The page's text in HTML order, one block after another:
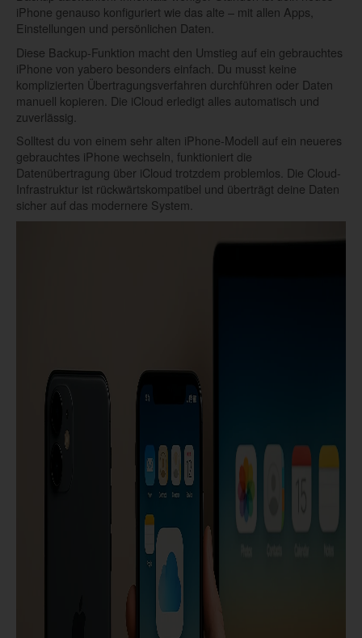
iPhone genauso konfiguriert wie das alte – mit allen Apps,
Einstellungen und persönlichen Daten.
Diese Backup-Funktion macht den Umstieg auf ein gebrauchtes
iPhone von yabero besonders einfach. Du musst keine
komplizierten Übertragungsverfahren durchführen oder Daten
manuell kopieren. Die iCloud erledigt alles automatisch und
zuverlässig.
Solltest du von einem sehr alten iPhone-Modell auf ein neueres
gebrauchtes iPhone wechseln, funktioniert die
Datenübertragung über iCloud trotzdem problemlos. Die Cloud-
Infrastruktur ist rückwärtskompatibel und überträgt deine Daten
sicher auf das modernere System.